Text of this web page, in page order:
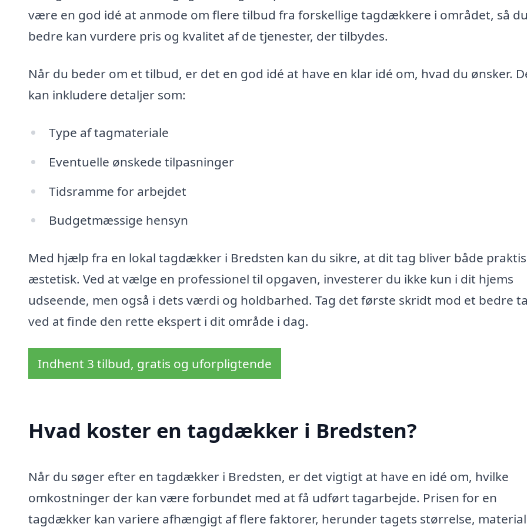
være en god idé at anmode om flere tilbud fra forskellige tagdækkere i området, så du
bedre kan vurdere pris og kvalitet af de tjenester, der tilbydes.
Når du beder om et tilbud, er det en god idé at have en klar idé om, hvad du ønsker.
kan inkludere detaljer som:
Type af tagmateriale
Eventuelle ønskede tilpasninger
Tidsramme for arbejdet
Budgetmæssige hensyn
Med hjælp fra en lokal tagdækker i Bredsten kan du sikre, at dit tag bliver både
æstetisk. Ved at vælge en professionel til opgaven, investerer du ikke kun i dit hjems
udseende, men også i dets værdi og holdbarhed. Tag det første skridt mod et bedre
ved at finde den rette ekspert i dit område i dag.
Indhent 3 tilbud, gratis og uforpligtende
Hvad koster en tagdækker i Bredsten?
Når du søger efter en tagdækker i Bredsten, er det vigtigt at have en idé om, hvilke
omkostninger der kan være forbundet med at få udført tagarbejde. Prisen for en
tagdækker kan variere afhængigt af flere faktorer, herunder tagets størrelse,